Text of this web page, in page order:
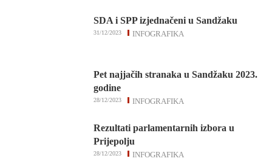
SDA i SPP izjednačeni u Sandžaku
INFOGRAFIKA
31/12/2023
Pet najjačih stranaka u Sandžaku 2023.
godine
INFOGRAFIKA
28/12/2023
Rezultati parlamentarnih izbora u
Prijepolju
INFOGRAFIKA
28/12/2023